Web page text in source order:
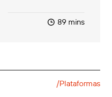
89 mins
/Plataformas